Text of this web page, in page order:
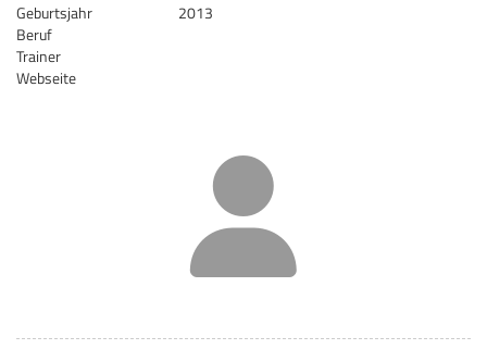
Geburtsjahr
2013
Beruf
Trainer
Webseite